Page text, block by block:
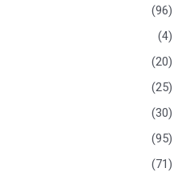
(96)
(4)
(20)
(25)
(30)
(95)
(71)